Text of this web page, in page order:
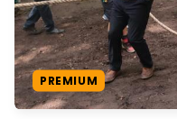
PREMIUM